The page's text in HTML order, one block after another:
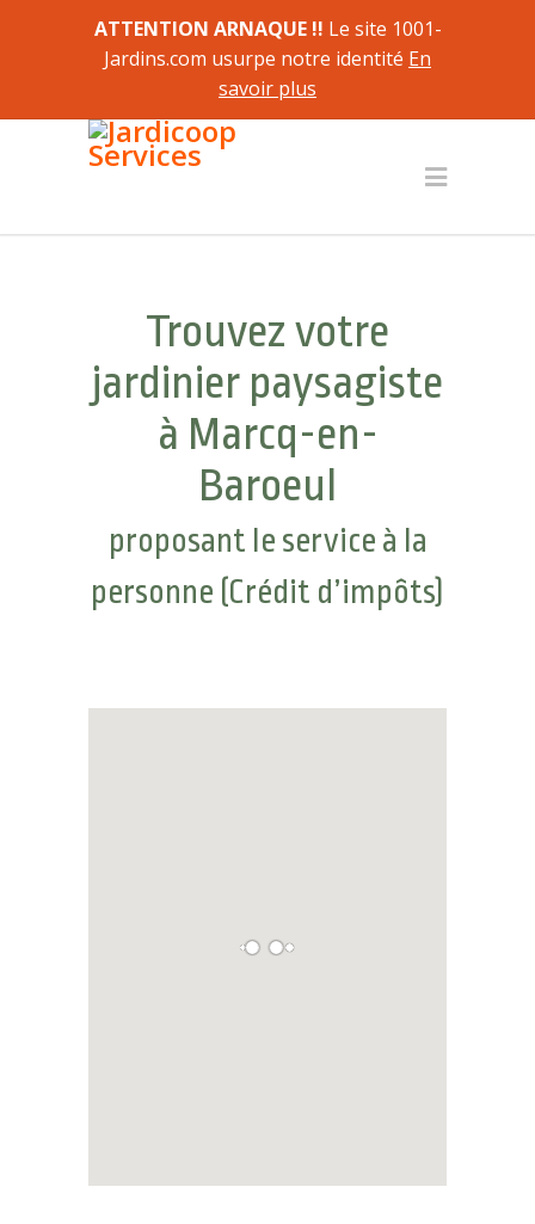
ATTENTION ARNAQUE !! Le site 1001-
Jardins.com usurpe notre identité En
savoir plus
Trouvez votre
jardinier paysagiste
à Marcq-en-
Baroeul
proposant le service à la
personne (Crédit d’impôts)